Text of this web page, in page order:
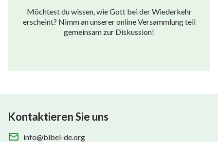
Möchtest du wissen, wie Gott bei der Wiederkehr
erscheint? Nimm an unserer online Versammlung teil
gemeinsam zur Diskussion!
Kontaktieren Sie uns
info@bibel-de.org